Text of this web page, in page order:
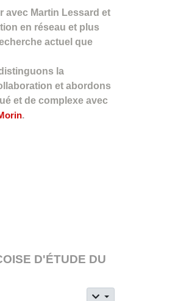
avec Martin Lessard et
en réseau et plus
actuel que
la
et abordons
et de complexe avec
.
D'ÉTUDE DU